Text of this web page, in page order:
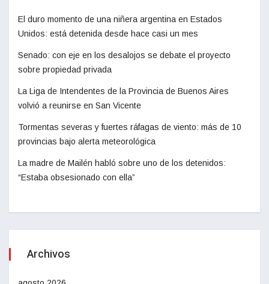
El duro momento de una niñera argentina en Estados
Unidos: está detenida desde hace casi un mes
Senado: con eje en los desalojos se debate el proyecto
sobre propiedad privada
La Liga de Intendentes de la Provincia de Buenos Aires
volvió a reunirse en San Vicente
Tormentas severas y fuertes ráfagas de viento: más de 10
provincias bajo alerta meteorológica
La madre de Mailén habló sobre uno de los detenidos:
“Estaba obsesionado con ella”
Archivos